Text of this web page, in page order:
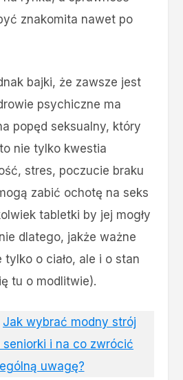
znakomita nawet po
bajki, że zawsze jest
psychiczne ma
popęd seksualny, który
nie tylko kwestia
stres, poczucie braku
zabić ochotę na seks
tabletki by jej mogły
dlatego, jakże ważne
o ciało, ale i o stan
tu o modlitwie).
Jak wybrać modny strój
i na co zwrócić
uwagę?